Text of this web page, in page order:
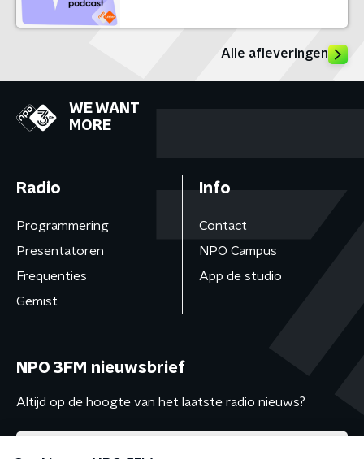
Alle afleveringen
WE WANT
MORE
Radio
Programmering
Presentatoren
Frequenties
Gemist
Info
Contact
NPO Campus
App de studio
NPO 3FM nieuwsbrief
Altijd op de hoogte van het laatste radio nieuws?